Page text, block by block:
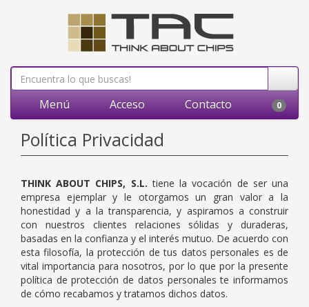
Menú Acceso Contacto 0
Política Privacidad
THINK ABOUT CHIPS, S.L. tiene la vocación de ser una
empresa ejemplar y le otorgamos un gran valor a la
honestidad y a la transparencia, y aspiramos a construir
con nuestros clientes relaciones sólidas y duraderas,
basadas en la confianza y el interés mutuo. De acuerdo con
esta filosofía, la protección de tus datos personales es de
vital importancia para nosotros, por lo que por la presente
política de protección de datos personales te informamos
de cómo recabamos y tratamos dichos datos.